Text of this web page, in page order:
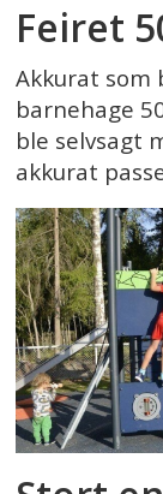
Feiret
Akkurat som
barnehage
ble selvsagt
akkurat